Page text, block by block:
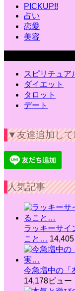
▼友達追加し
人気記事
ラッキーサイ
こと…
今急増中の「
14,178ビュー
PICKUP!!
占い
恋愛
美容
スピリチュア
ダイエット
タロット
デート